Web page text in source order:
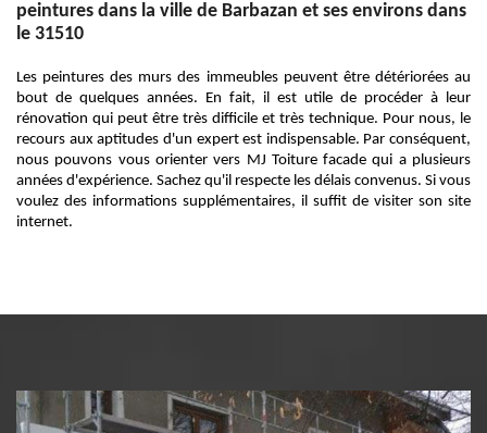
peintures dans la ville de Barbazan et ses environs dans
le 31510
Les peintures des murs des immeubles peuvent être détériorées au
bout de quelques années. En fait, il est utile de procéder à leur
rénovation qui peut être très difficile et très technique. Pour nous, le
recours aux aptitudes d'un expert est indispensable. Par conséquent,
nous pouvons vous orienter vers MJ Toiture facade qui a plusieurs
années d'expérience. Sachez qu'il respecte les délais convenus. Si vous
voulez des informations supplémentaires, il suffit de visiter son site
internet.